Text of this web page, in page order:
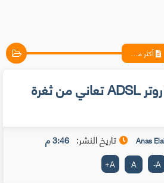
أكثر من 700.000 روتر ADSL تعاني من ثغرة أمنية خطيرة
أكثر من 700.000 روتر ADSL تعاني من ثغرة
Anas تاريخ النشر: 3:46 م
A
-
A
A
+